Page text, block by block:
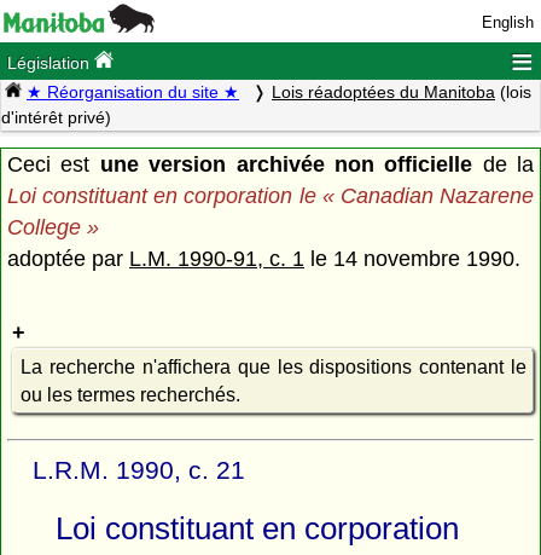
English
Législation ≡
★ Réorganisation du site ★ Lois réadoptées du Manitoba (lois
d'intérêt privé)
Ceci est une version archivée non officielle de la
Loi constituant en corporation le « Canadian Nazarene
College »
adoptée par L.M. 1990-91, c. 1 le 14 novembre 1990.
La recherche n'affichera que les dispositions contenant le
ou les termes recherchés.
L.R.M. 1990, c. 21
Loi constituant en corporation